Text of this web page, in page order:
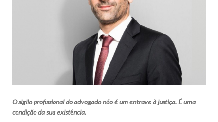
O sigilo profissional do advogado não é um entrave à justiça. É uma
condição da sua existência.